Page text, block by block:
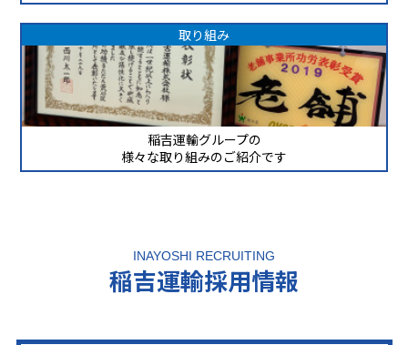
取り組み
稲吉運輸グループの
様々な取り組みのご紹介です
INAYOSHI RECRUITING
稲吉運輸採用情報